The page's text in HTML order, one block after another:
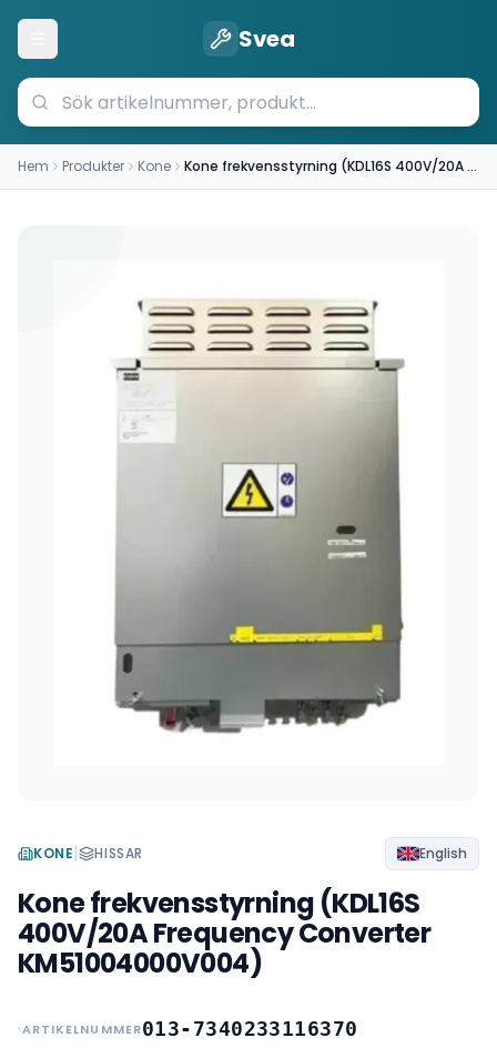
Öppna meny Svea
Hem Produkter Kone Kone frekvensstyrning (KDL16S 400V/20A Frequency Converter KM51004000V004)
KONE| HISSAR English
Kone frekvensstyrning (KDL16S
400V/20A Frequency Converter
KM51004000V004)
ARTIKELNUMMER013-7340233116370